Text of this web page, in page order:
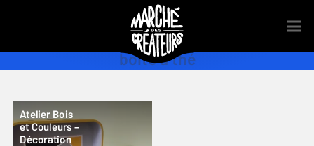
boite à thé
Atelier Bois
et Couleurs –
Décoration